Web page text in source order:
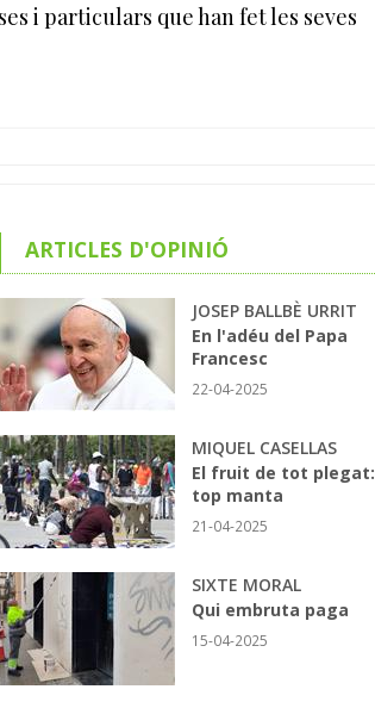
i particulars que han fet les seves
ARTICLES D'OPINIÓ
JOSEP BALLBÈ URRIT
En l'adéu del Papa
Francesc
22-04-2025
MIQUEL CASELLAS
El fruit de tot plegat:
top manta
21-04-2025
SIXTE MORAL
Qui embruta paga
15-04-2025